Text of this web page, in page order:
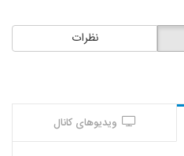
نظرات
ویدیوهای کانال